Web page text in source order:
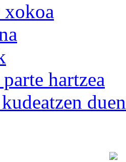
xokoa
hartzea